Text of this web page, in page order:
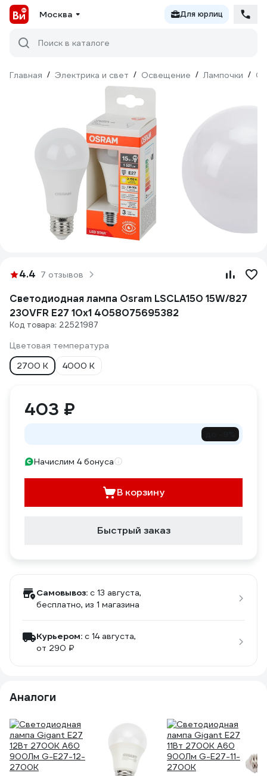
Москва Для юрлиц
Поиск в каталоге
Главная / Электрика и свет / Освещение / Лампочки /
4.4 7 отзывов
Светодиодная лампа Osram LSCLA150 15W/827
230VFR E27 10x1 4058075695382
Код товара: 22521987
Цветовая температура
2700 К
4000 К
403 ₽
Начислим 4 бонуса
В корзину
Быстрый заказ
Самовывоз: c 13 августа,
бесплатно, из 1 магазина
Курьером: c 14 августа,
от 290 ₽
Аналоги